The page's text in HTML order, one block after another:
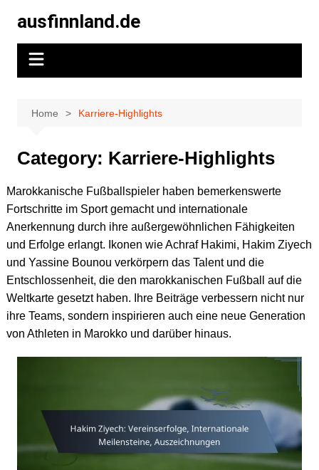
content
ausfinnland.de
Home Karriere-Highlights
Category: Karriere-Highlights
Marokkanische Fußballspieler haben bemerkenswerte
Fortschritte im Sport gemacht und internationale
Anerkennung durch ihre außergewöhnlichen Fähigkeiten
und Erfolge erlangt. Ikonen wie Achraf Hakimi, Hakim Ziyech
und Yassine Bounou verkörpern das Talent und die
Entschlossenheit, die den marokkanischen Fußball auf die
Weltkarte gesetzt haben. Ihre Beiträge verbessern nicht nur
ihre Teams, sondern inspirieren auch eine neue Generation
von Athleten in Marokko und darüber hinaus.